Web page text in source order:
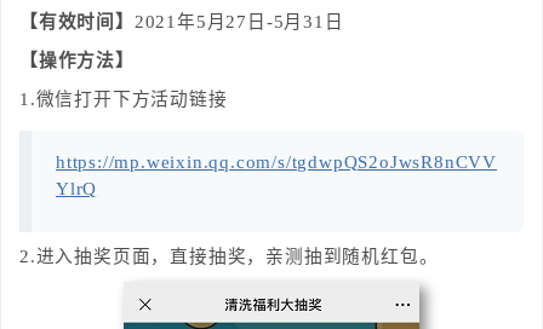
【有效时间】 2021年5月27日-5月31日
【操作方法】
1.微信打开下方活动链接
https://mp.weixin.qq.com/s/tgdwpQS2oJwsR8nCVV
YlrQ
2.进入抽奖页面，直接抽奖，亲测抽到随机红包。